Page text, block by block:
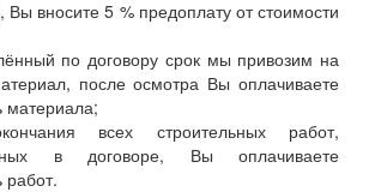
Вы вносите 5 % предоплату от стоимости
по договору срок мы привозим на
после осмотра Вы оплачиваете
материала;
всех строительных работ,
в договоре, Вы оплачиваете
работ.